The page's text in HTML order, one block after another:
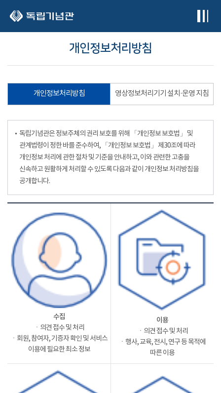
개인정보처리방침
개인정보처리방침 영상정보처리기기 설치·운영 지침
독립기념관은 정보주체의 권리 보호를 위해 「개인정보 보호법」 및
관계법령이 정한 바를 준수하여, 「개인정보 보호법」 제30조에 따라
개인정보 처리에 관한 절차 및 기준을 안내하고, 이와 관련한 고충을
신속하고 원활하게 처리할 수 있도록 다음과 같이 개인정보 처리방침을
공개합니다.
수집
ㆍ의견 접수 및 처리
ㆍ회원, 참여자, 기증자 확인 및 서비스
이용에 필요한 최소 정보
이용
ㆍ의견 접수 및 처리
ㆍ행사, 교육, 전시, 연구 등 목적에
따른 이용